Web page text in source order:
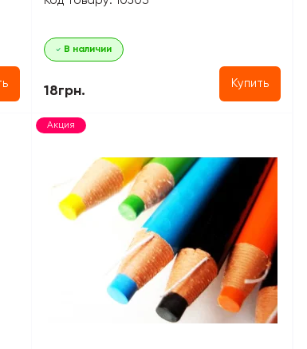
В наличии
18грн.
Купить
Акция